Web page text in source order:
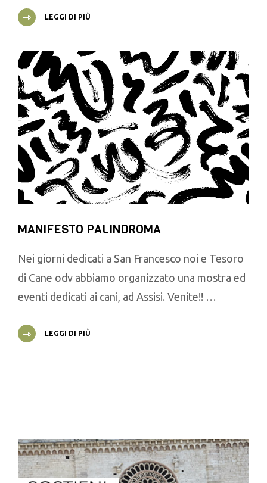
LEGGI DI PIÙ
MANIFESTO PALINDROMA
Nei giorni dedicati a San Francesco noi e Tesoro
di Cane odv abbiamo organizzato una mostra ed
eventi dedicati ai cani, ad Assisi. Venite!! …
LEGGI DI PIÙ